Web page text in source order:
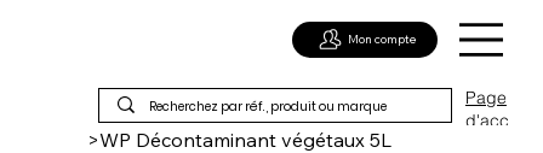
Page
d'acc
Mon compte
>WP Décontaminant végétaux 5L